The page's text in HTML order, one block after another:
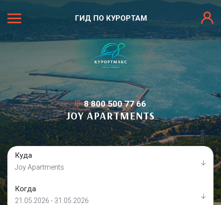
ГИД ПО КУРОРТАМ
8 800 500 77 66
JOY APARTMENTS
Куда
Joy Apartments
Когда
21.05.2026 - 31.05.2026